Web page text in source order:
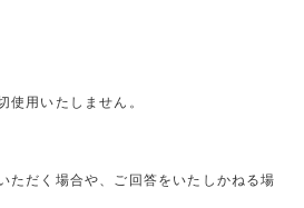
用いたしません。
ただく場合や、ご回答をいたしかねる場